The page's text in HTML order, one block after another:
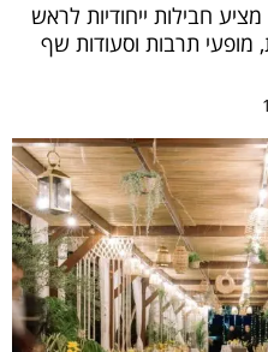
חבילות ייחודיות לראש
מופעי תרבות וסעודות שף